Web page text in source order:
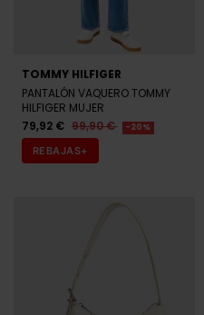
TOMMY HILFIGER
HILFIGER MUJER
79,92 € 99,90 € -20%
REBAJAS+